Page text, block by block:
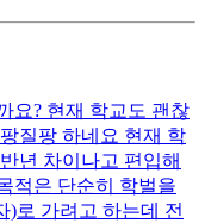
요? 현재 학교도 괜찮
질팡 하네요 현재 학
년 차이나고 편입해
적은 단순히 학벌을
)로 가려고 하는데 전